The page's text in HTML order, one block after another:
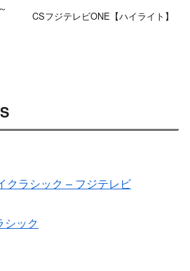
CSフジテレビONE【ハイライト】
クラシック – フジテレビ
シック